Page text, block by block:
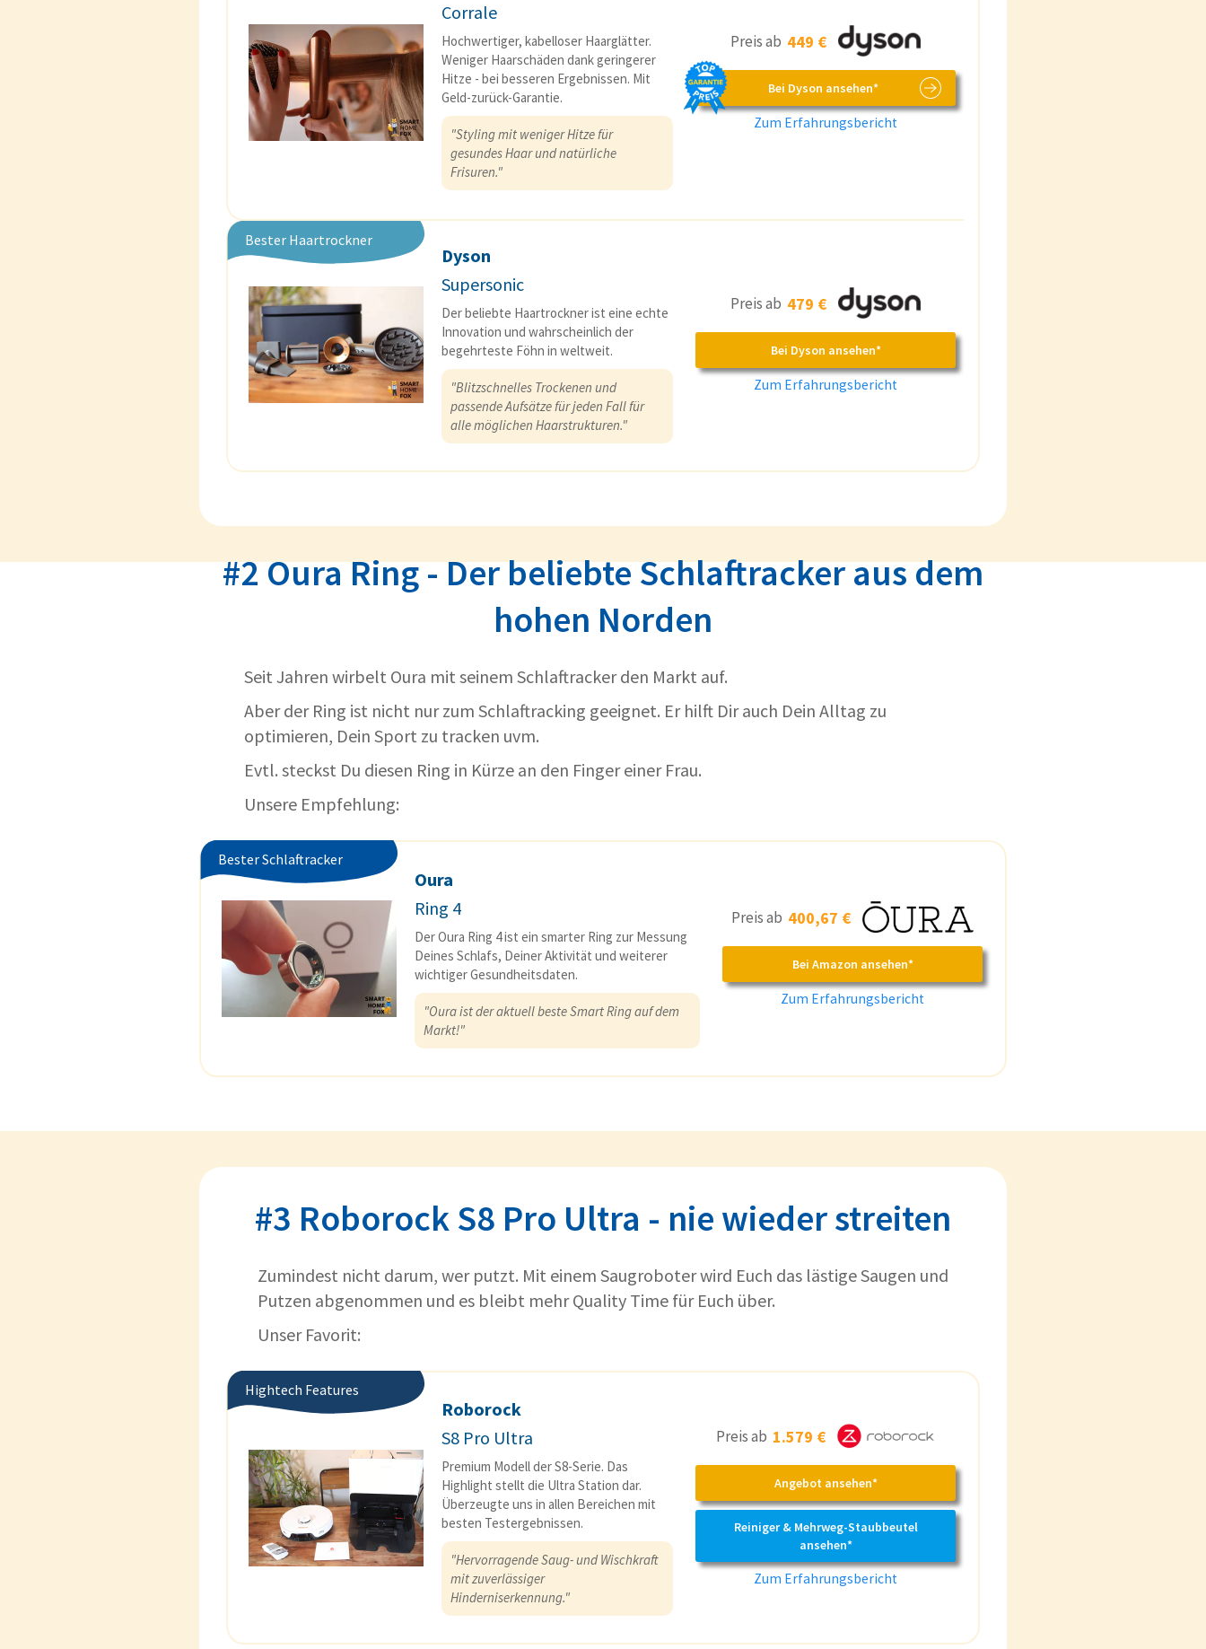
Corrale
Hochwertiger, kabelloser Haarglätter.
Weniger Haarschäden dank geringerer
Hitze - bei besseren Ergebnissen. Mit
Geld-zurück-Garantie.
"Styling mit weniger Hitze für
gesundes Haar und natürliche
Frisuren."
Preis ab 449 €
Bei Dyson ansehen*
Zum Erfahrungsbericht
Bester Haartrockner
Dyson
Supersonic
Der beliebte Haartrockner ist eine echte
Innovation und wahrscheinlich der
begehrteste Föhn in weltweit.
"Blitzschnelles Trockenen und
passende Aufsätze für jeden Fall für
alle möglichen Haarstrukturen."
Preis ab 479 €
Bei Dyson ansehen*
Zum Erfahrungsbericht
#2 Oura Ring - Der beliebte Schlaftracker aus dem
hohen Norden
Seit Jahren wirbelt Oura mit seinem Schlaftracker den Markt auf.
Aber der Ring ist nicht nur zum Schlaftracking geeignet. Er hilft Dir auch Dein Alltag zu
optimieren, Dein Sport zu tracken uvm.
Evtl. steckst Du diesen Ring in Kürze an den Finger einer Frau.
Unsere Empfehlung:
Bester Schlaftracker
Oura
Ring 4
Der Oura Ring 4 ist ein smarter Ring zur Messung
Deines Schlafs, Deiner Aktivität und weiterer
wichtiger Gesundheitsdaten.
"Oura ist der aktuell beste Smart Ring auf dem
Markt!"
Preis ab 400,67 €
Bei Amazon ansehen*
Zum Erfahrungsbericht
#3 Roborock S8 Pro Ultra - nie wieder streiten
Zumindest nicht darum, wer putzt. Mit einem Saugroboter wird Euch das lästige Saugen und
Putzen abgenommen und es bleibt mehr Quality Time für Euch über.
Unser Favorit:
Hightech Features
Roborock
S8 Pro Ultra
Premium Modell der S8-Serie. Das
Highlight stellt die Ultra Station dar.
Überzeugte uns in allen Bereichen mit
besten Testergebnissen.
"Hervorragende Saug- und Wischkraft
mit zuverlässiger
Hinderniserkennung."
Preis ab 1.579 €
Angebot ansehen*
Reiniger & Mehrweg-Staubbeutel
ansehen*
Zum Erfahrungsbericht